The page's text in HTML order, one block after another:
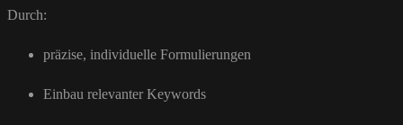
Durch:
präzise, individuelle Formulierungen
Einbau relevanter Keywords